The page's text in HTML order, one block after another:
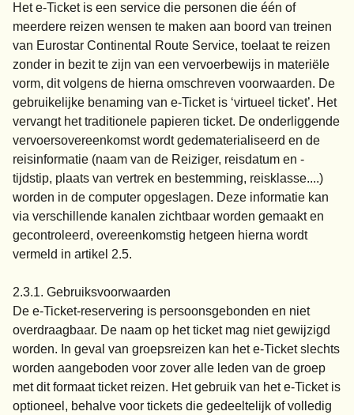
Het e-Ticket is een service die personen die één of
meerdere reizen wensen te maken aan boord van treinen
van Eurostar Continental Route Service, toelaat te reizen
zonder in bezit te zijn van een vervoerbewijs in materiële
vorm, dit volgens de hierna omschreven voorwaarden. De
gebruikelijke benaming van e-Ticket is ‘virtueel ticket’. Het
vervangt het traditionele papieren ticket. De onderliggende
vervoersovereenkomst wordt gedematerialiseerd en de
reisinformatie (naam van de Reiziger, reisdatum en -
tijdstip, plaats van vertrek en bestemming, reisklasse....)
worden in de computer opgeslagen. Deze informatie kan
via verschillende kanalen zichtbaar worden gemaakt en
gecontroleerd, overeenkomstig hetgeen hierna wordt
vermeld in artikel 2.5.
2.3.1. Gebruiksvoorwaarden
De e-Ticket-reservering is persoonsgebonden en niet
overdraagbaar. De naam op het ticket mag niet gewijzigd
worden. In geval van groepsreizen kan het e-Ticket slechts
worden aangeboden voor zover alle leden van de groep
met dit formaat ticket reizen. Het gebruik van het e-Ticket is
optioneel, behalve voor tickets die gedeeltelijk of volledig